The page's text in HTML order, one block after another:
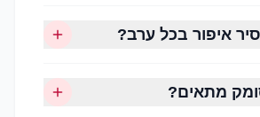
הצורך
איפור בכל ערב?
מתאים?